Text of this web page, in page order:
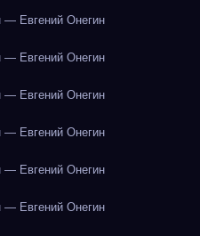
— Евгений Онегин
— Евгений Онегин
— Евгений Онегин
— Евгений Онегин
— Евгений Онегин
— Евгений Онегин